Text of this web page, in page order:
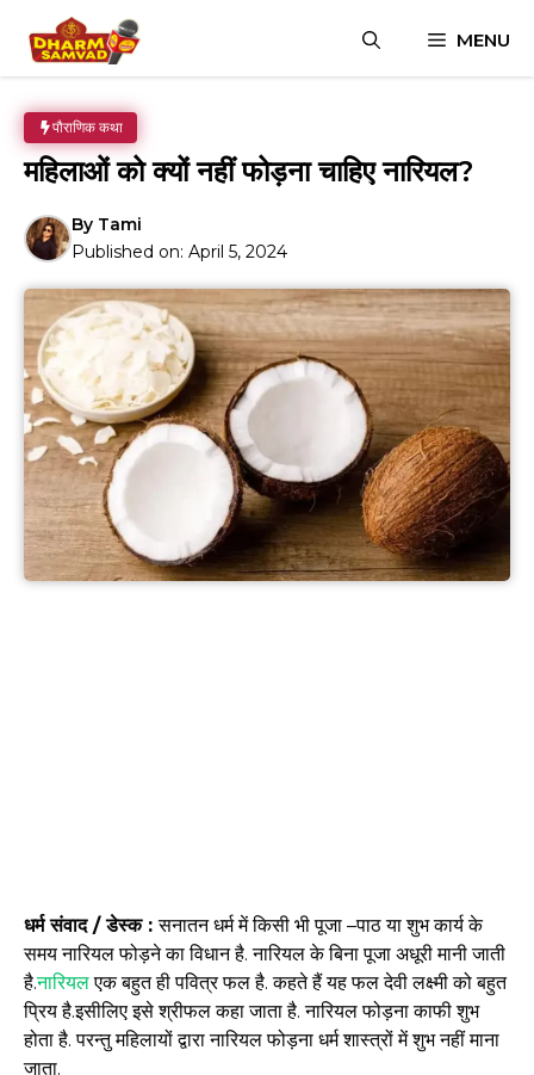
content
MENU
पौराणिक कथा
महिलाओं को क्यों नहीं फोड़ना चाहिए नारियल?
By Tami
Published on: April 5, 2024
धर्म संवाद / डेस्क :सनातन धर्म में किसी भी पूजा –पाठ या शुभ कार्य के
समय नारियल फोड़ने का विधान है. नारियल के बिना पूजा अधूरी मानी जाती
है.नारियलएक बहुत ही पवित्र फल है. कहते हैं यह फल देवी लक्ष्मी को बहुत
प्रिय है.इसीलिए इसे श्रीफल कहा जाता है. नारियल फोड़ना काफी शुभ
होता है. परन्तु महिलायों द्वारा नारियल फोड़ना धर्म शास्त्रों में शुभ नहीं माना
जाता.